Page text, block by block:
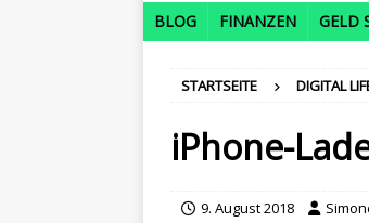
BLOG FINANZEN GELD
STARTSEITE DIGITAL
iPhone-
9. August 2018